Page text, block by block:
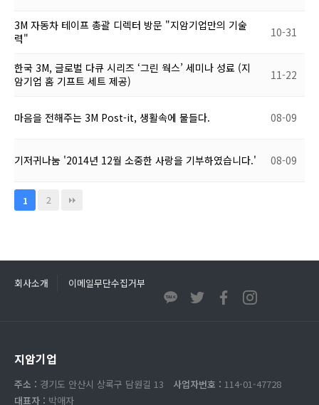
3M 자동차 테이프 총괄 디렉터 방문 "지암기업만의 기술
력"
10-31
한국 3M, 글로벌 다큐 시리즈 ‘그린 웍스’ 세미나 성료 (지
암기업 홈 기프트 세트 제공)
11-22
마음을 전해주는 3M Post-it, 생활속에 물들다. 08-09
기저귀나눔 '2014년 12월 소중한 사랑을 기부하였습니다.' 08-09
1 2
회사소개 이메일무단수집거부
지암기업
주소 : 경기도 안산시 상록구 담원길 13 사업자번호 : 114-01-47728
대표자 : 박애자